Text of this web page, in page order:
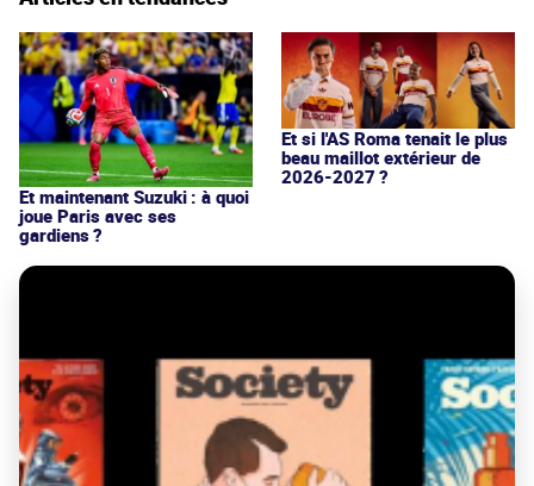
Et maintenant Suzuki : à quoi
joue Paris avec ses
gardiens ?
Et si l'AS Roma tenait le plus
beau maillot extérieur de
2026-2027 ?